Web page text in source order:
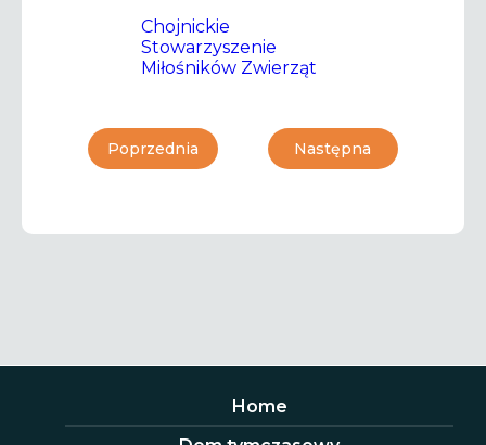
Chojnickie
Stowarzyszenie
Miłośników Zwierząt
Poprzednia Następna
Home